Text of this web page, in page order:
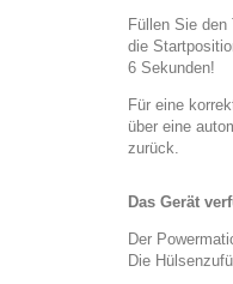
Füllen Sie
die
6 Sekunden!
Für eine
über eine
zurück.
Das Gerät
Der
Die